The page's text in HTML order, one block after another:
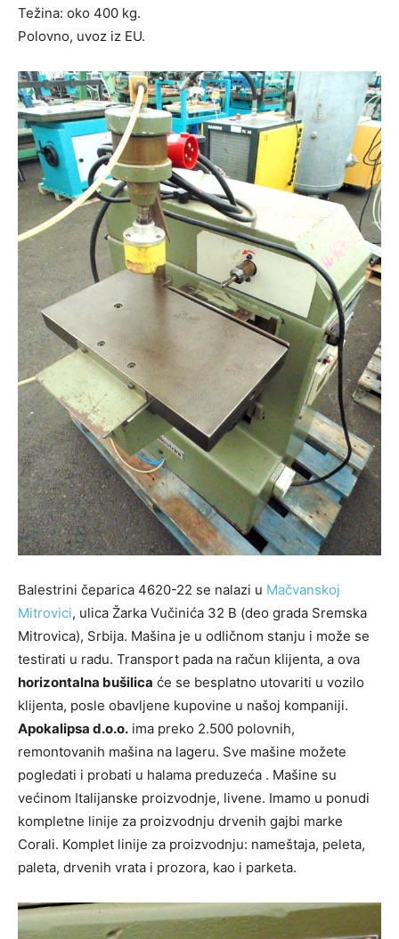
Težina: oko 400 kg.
Polovno, uvoz iz EU.
Balestrini čeparica 4620-22 se nalazi u Mačvanskoj
Mitrovici, ulica Žarka Vučinića 32 B (deo grada Sremska
Mitrovica), Srbija. Mašina je u odličnom stanju i može se
testirati u radu. Transport pada na račun klijenta, a ova
horizontalna bušilica će se besplatno utovariti u vozilo
klijenta, posle obavljene kupovine u našoj kompaniji.
Apokalipsa d.o.o. ima preko 2.500 polovnih,
remontovanih mašina na lageru. Sve mašine možete
pogledati i probati u halama preduzeća . Mašine su
većinom Italijanske proizvodnje, livene. Imamo u ponudi
kompletne linije za proizvodnju drvenih gajbi marke
Corali. Komplet linije za proizvodnju: nameštaja, peleta,
paleta, drvenih vrata i prozora, kao i parketa.